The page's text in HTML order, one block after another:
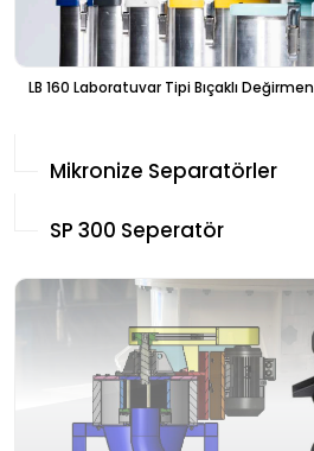
LB 160 Laboratuvar Tipi Bıçaklı Değirmen
Mikronize Separatörler
SP 300 Seperatör